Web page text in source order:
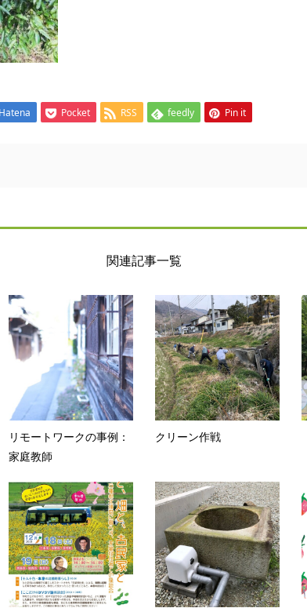
Hatena Pocket RSS feedly Pin it
関連記事一覧
リモートワークの事例：
家庭教師
クリーン作戦